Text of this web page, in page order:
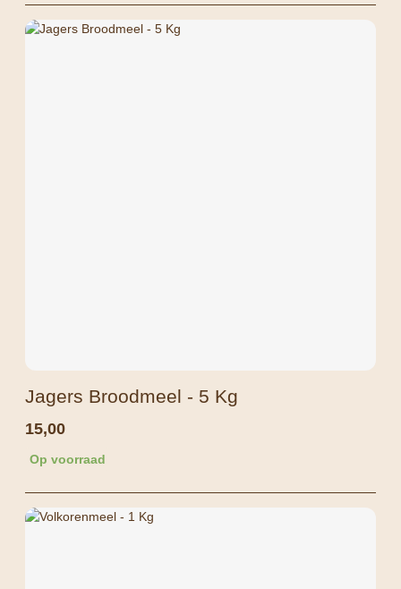
Jagers Broodmeel - 5 Kg
15,00
Op voorraad